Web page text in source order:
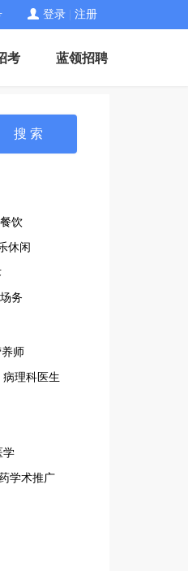
登录 注册
考 蓝领招聘
搜 索
饮
休闲
场务
师
病理科医生
学
学术推广